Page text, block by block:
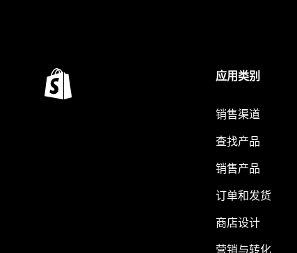
应用类别
销售渠道
查找产品
销售产品
订单和发货
商店设计
营销与转化